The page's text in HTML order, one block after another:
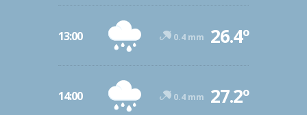
13:00 0.4 mm 26.4º
14:00 0.4 mm 27.2º